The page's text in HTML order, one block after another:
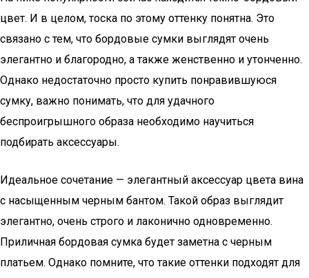
цвет. И в целом, тоска по этому оттенку понятна. Это
связано с тем, что бордовые сумки выглядят очень
элегантно и благородно, а также женственно и утонченно.
Однако недостаточно просто купить понравившуюся
сумку, важно понимать, что для удачного
беспроигрышного образа необходимо научиться
подбирать аксессуары.
Идеальное сочетание — элегантный аксессуар цвета вина
с насыщенным черным бантом. Такой образ выглядит
элегантно, очень строго и лаконично одновременно.
Приличная бордовая сумка будет заметна с черным
платьем. Однако помните, что такие оттенки подходят для